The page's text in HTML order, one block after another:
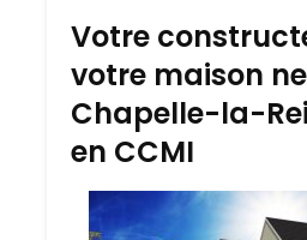
Votre
votre maison
Chapelle-la-
en CCMI